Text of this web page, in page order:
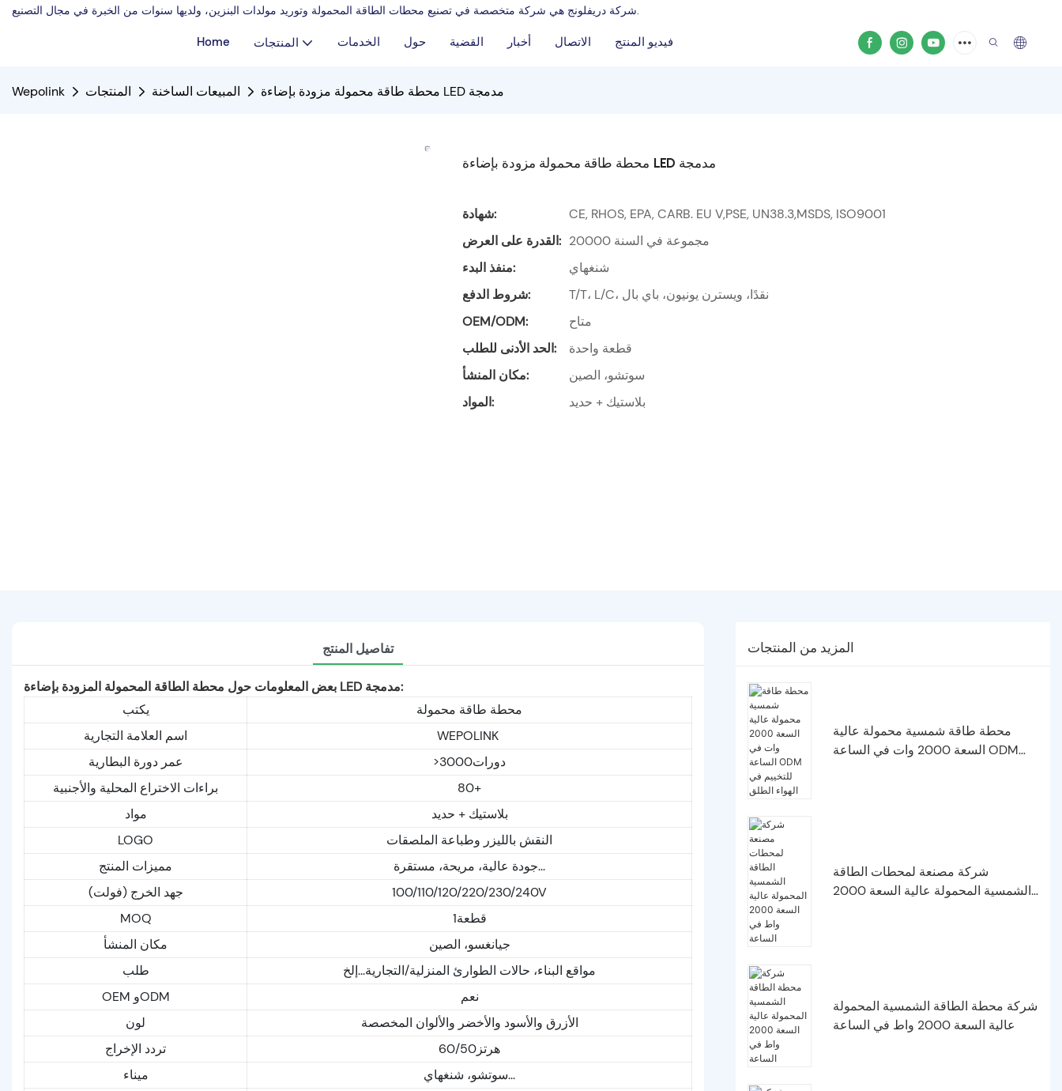
شركة دريفلونج هي شركة متخصصة في تصنيع محطات الطاقة المحمولة وتوريد مولدات البنزين، ولديها سنوات من الخبرة في مجال التصنيع.
Home المنتجات الخدمات حول القضية أخبار الاتصال فيديو المنتج
Wepolink المنتجات المبيعات الساخنة محطة طاقة محمولة مزودة بإضاءة LED مدمجة
محطة طاقة محمولة مزودة بإضاءة LED مدمجة
شهادة:
CE, RHOS, EPA, CARB. EU V,PSE, UN38.3,MSDS, ISO9001
القدرة على العرض:
20000 مجموعة في السنة
منفذ البدء:
شنغهاي
شروط الدفع:
T/T، L/C، نقدًا، ويسترن يونيون، باي بال
OEM/ODM:
متاح
الحد الأدنى للطلب:
قطعة واحدة
مكان المنشأ:
سوتشو، الصين
المواد:
بلاستيك + حديد
تفاصيل المنتج
بعض المعلومات حول محطة الطاقة المحمولة المزودة بإضاءة LED مدمجة:
يكتب
محطة طاقة محمولة
اسم العلامة التجارية
WEPOLINK
عمر دورة البطارية
>دورات3000
براءات الاختراع المحلية والأجنبية
80+
مواد
بلاستيك + حديد
LOGO
النقش بالليزر وطباعة الملصقات
مميزات المنتج
جودة عالية، مريحة، مستقرة...
جهد الخرج (فولت)
100/110/120/220/230/240V
MOQ
قطعة1
مكان المنشأ
جيانغسو، الصين
طلب
مواقع البناء، حالات الطوارئ المنزلية/التجارية...إلخ
OEM وODM
نعم
لون
الأزرق والأسود والأخضر والألوان المخصصة
تردد الإخراج
هرتز60/50
ميناء
سوتشو، شنغهاي...
المزيد من المنتجات
محطة طاقة شمسية محمولة عالية
السعة 2000 وات في الساعة ODM
شركة مصنعة لمحطات الطاقة
الشمسية المحمولة عالية السعة 2000
شركة محطة الطاقة الشمسية المحمولة
عالية السعة 2000 واط في الساعة